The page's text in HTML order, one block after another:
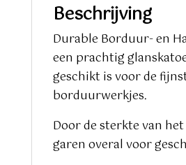
Beschrijving
Durable Borduur- en
een prachtig
geschikt is voor de
borduurwerkjes.
Door de sterkte van
garen overal voor